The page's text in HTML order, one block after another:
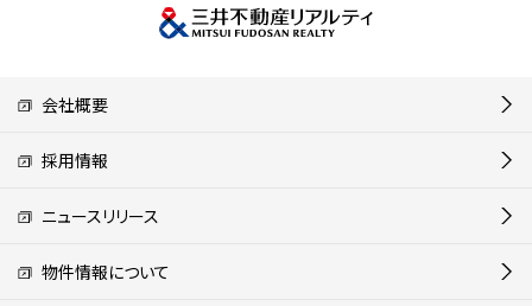
会社概要
採用情報
ニュースリリース
物件情報について